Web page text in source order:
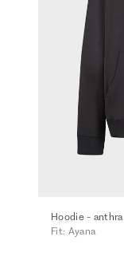
Hoodie - anthra
Fit: Ayana